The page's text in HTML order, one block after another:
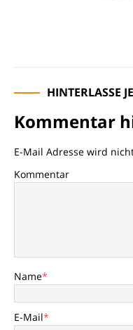
HINTERLASSE
Kommentar
E-Mail Adresse wird
Kommentar
Name*
E-Mail*